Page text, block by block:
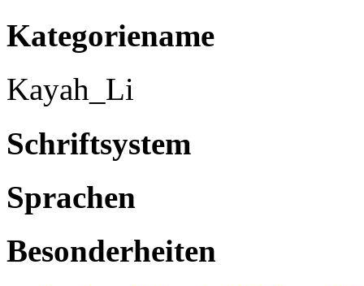
Kategoriename
Kayah_Li
Schriftsystem
Sprachen
Besonderheiten